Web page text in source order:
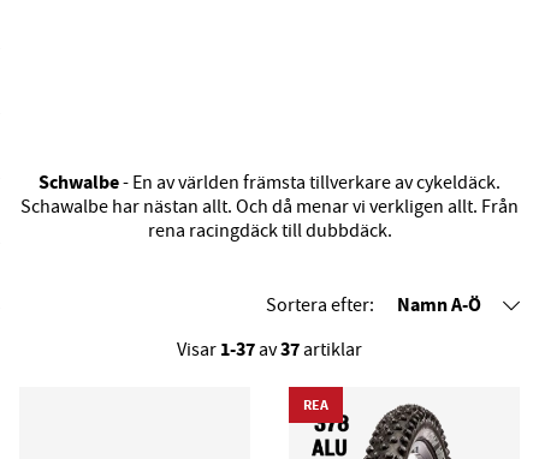
Schwalbe- En av världen främsta tillverkare av cykeldäck.
Schawalbe har nästan allt. Och då menar vi verkligen allt. Från
rena racingdäck till dubbdäck.
Sortera efter: Namn A-Ö
Visar 1-37av37artiklar
REA